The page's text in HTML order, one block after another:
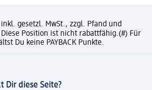
gesetzl. MwSt., zzgl. Pfand und
Diese Position ist nicht rabattfähig.(#) Für
Du keine PAYBACK Punkte.
Dir diese Seite?